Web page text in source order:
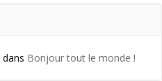
dans Bonjour tout le monde !